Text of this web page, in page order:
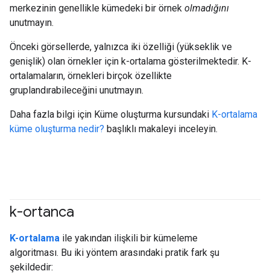
merkezinin genellikle kümedeki bir örnek olmadığını
unutmayın.
Önceki görsellerde, yalnızca iki özelliği (yükseklik ve
genişlik) olan örnekler için k-ortalama gösterilmektedir. K-
ortalamaların, örnekleri birçok özellikte
gruplandırabileceğini unutmayın.
Daha fazla bilgi için Küme oluşturma kursundaki K-ortalama
küme oluşturma nedir? başlıklı makaleyi inceleyin.
k-ortanca
K-ortalama ile yakından ilişkili bir kümeleme
algoritması. Bu iki yöntem arasındaki pratik fark şu
şekildedir: